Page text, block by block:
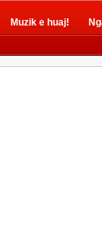
Muzik e huaj!